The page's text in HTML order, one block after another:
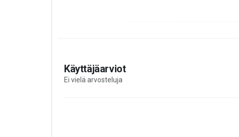
Käyttäjäarviot
Ei vielä arvosteluja